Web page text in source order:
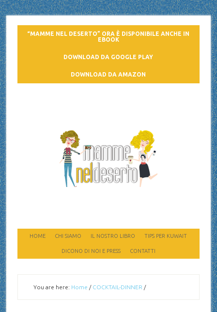
“MAMME NEL DESERTO” ORA È DISPONIBILE ANCHE IN
EBOOK
DOWNLOAD DA GOOGLE PLAY
DOWNLOAD DA AMAZON
HOME CHI SIAMO IL NOSTRO LIBRO TIPS PER KUWAIT
DICONO DI NOI E PRESS CONTATTI
You are here: Home / COCKTAIL-DINNER /